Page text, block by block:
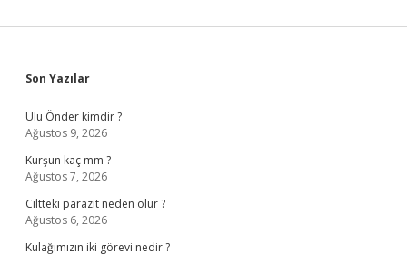
Sidebar
Son Yazılar
Ulu Önder kimdir ?
Ağustos 9, 2026
Kurşun kaç mm ?
Ağustos 7, 2026
Ciltteki parazit neden olur ?
Ağustos 6, 2026
Kulağımızın iki görevi nedir ?